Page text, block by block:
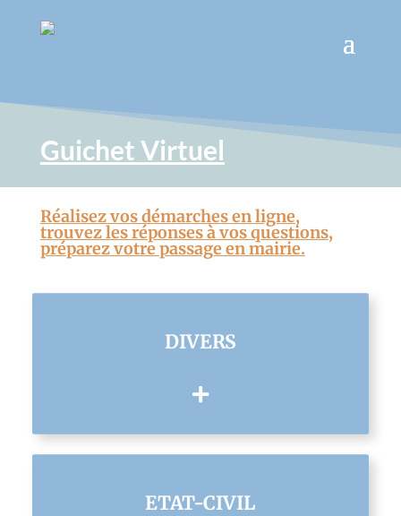
Guichet Virtuel
Réalisez vos démarches en ligne,
trouvez les réponses à vos questions,
préparez votre passage en mairie.
DIVERS
ETAT-CIVIL